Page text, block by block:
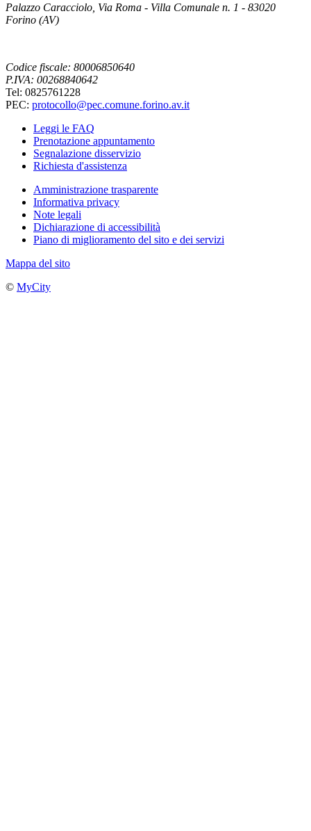
Palazzo Caracciolo, Via Roma - Villa Comunale n. 1 - 83020
Forino (AV)
Codice fiscale: 80006850640
P.IVA: 00268840642
Tel: 0825761228
PEC: protocollo@pec.comune.forino.av.it
Leggi le FAQ
Prenotazione appuntamento
Segnalazione disservizio
Richiesta d'assistenza
Amministrazione trasparente
Informativa privacy
Note legali
Dichiarazione di accessibilità
Piano di miglioramento del sito e dei servizi
Mappa del sito
© MyCity